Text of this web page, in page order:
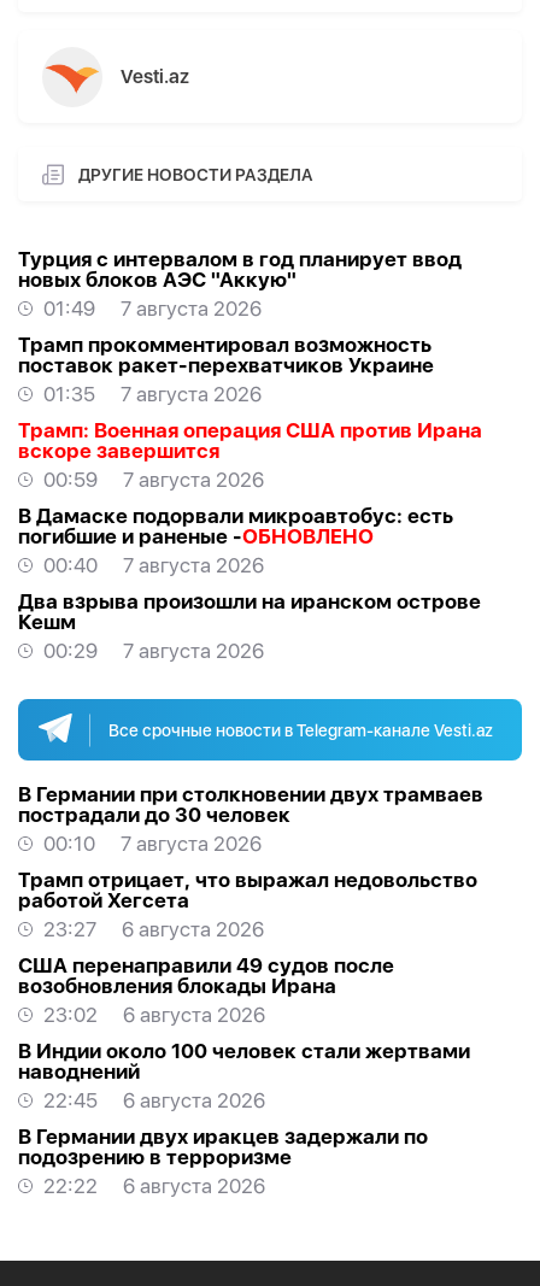
Vesti.az
ДРУГИЕ НОВОСТИ РАЗДЕЛА
Турция с интервалом в год планирует ввод
новых блоков АЭС "Аккую"
01:49
7 августа 2026
Трамп прокомментировал возможность
поставок ракет-перехватчиков Украине
01:35
7 августа 2026
Трамп: Военная операция США против Ирана
вскоре завершится
00:59
7 августа 2026
В Дамаске подорвали микроавтобус: есть
погибшие и раненые -ОБНОВЛЕНО
00:40
7 августа 2026
Два взрыва произошли на иранском острове
Кешм
00:29
7 августа 2026
Все срочные новости в Telegram-канале Vesti.az
В Германии при столкновении двух трамваев
пострадали до 30 человек
00:10
7 августа 2026
Трамп отрицает, что выражал недовольство
работой Хегсета
23:27
6 августа 2026
США перенаправили 49 судов после
возобновления блокады Ирана
23:02
6 августа 2026
В Индии около 100 человек стали жертвами
наводнений
22:45
6 августа 2026
В Германии двух иракцев задержали по
подозрению в терроризме
22:22
6 августа 2026